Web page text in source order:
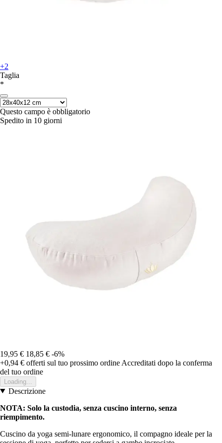
+2
Taglia
*
Questo campo è obbligatorio
Spedito in 10 giorni
19,95 € 18,85 € -6%
+0,94 € offerti sul tuo prossimo ordine Accreditati dopo la conferma
del tuo ordine
Loading...
Descrizione
NOTA: Solo la custodia, senza cuscino interno, senza
riempimento.
Cuscino da yoga semi-lunare ergonomico, il compagno ideale per la